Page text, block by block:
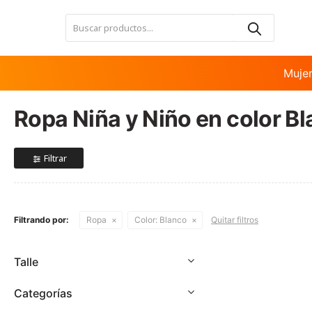
web
accesibilidad.
Presione
Control-
personas
Mujer
Ropa Niña y Niño en color
Filtrando por: Ropa Color: Blanco Quitar filtros
Talle
Categorías